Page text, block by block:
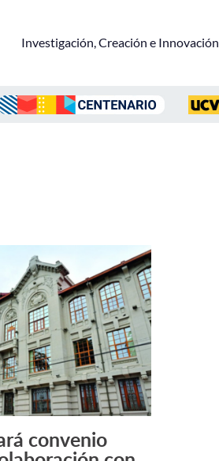
Investigación, Creación e Innovación
Leer más +
convenio